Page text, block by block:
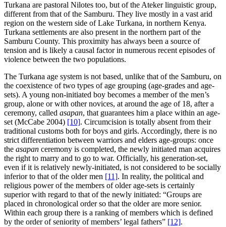
Turkana are pastoral Nilotes too, but of the Ateker linguistic group,
different from that of the Samburu. They live mostly in a vast arid
region on the western side of Lake Turkana, in northern Kenya.
Turkana settlements are also present in the northern part of the
Samburu County. This proximity has always been a source of
tension and is likely a causal factor in numerous recent episodes of
violence between the two populations.
The Turkana age system is not based, unlike that of the Samburu, on
the coexistence of two types of age grouping (age-grades and age-
sets). A young non-initiated boy becomes a member of the men’s
group, alone or with other novices, at around the age of 18, after a
ceremony, called asapan, that guarantees him a place within an age-
set (McCabe 2004) [10]. Circumcision is totally absent from their
traditional customs both for boys and girls. Accordingly, there is no
strict differentiation between warriors and elders age-groups: once
the asapan ceremony is completed, the newly initiated man acquires
the right to marry and to go to war. Officially, his generation-set,
even if it is relatively newly-initiated, is not considered to be socially
inferior to that of the older men [11]. In reality, the political and
religious power of the members of older age-sets is certainly
superior with regard to that of the newly initiated: “Groups are
placed in chronological order so that the older are more senior.
Within each group there is a ranking of members which is defined
by the order of seniority of members’ legal fathers” [12].